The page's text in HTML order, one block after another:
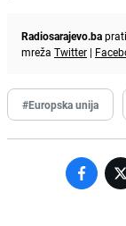
Radiosarajevo.ba
mreža Twitter |
#Europska unija